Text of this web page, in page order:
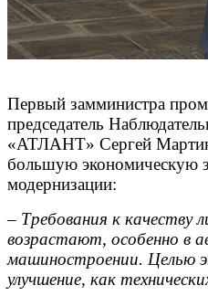
Первый замминистра
председатель
«АТЛАНТ» Сергей
большую экономическую
модернизации:
– Требования к
возрастают, особенно в
машиностроении. Целью
улучшение, как